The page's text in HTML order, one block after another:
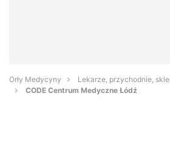
Orły Medycyny
Lekarze, przychodnie,
CODE Centrum Medyczne Łódź